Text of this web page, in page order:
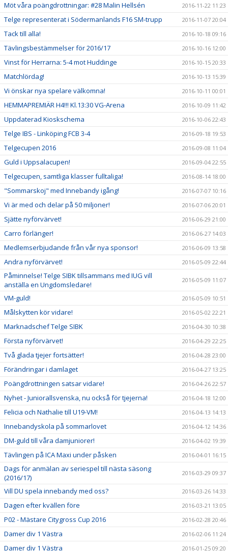
Möt våra poängdrottningar: #28 Malin Hellsén 2016-11-22 11:23
Telge representerat i Södermanlands F16 SM-trupp 2016-11-07 20:04
Tack till alla! 2016-10-18 09:16
Tävlingsbestämmelser för 2016/17 2016-10-16 12:00
Vinst för Herrarna: 5-4 mot Huddinge 2016-10-15 20:33
Matchlördag! 2016-10-13 15:39
Vi önskar nya spelare välkomna! 2016-10-11 00:01
HEMMAPREMIÄR H4!!! Kl.13:30 VG-Arena 2016-10-09 11:42
Uppdaterad Kioskschema 2016-10-06 22:43
Telge IBS - Linköping FCB 3-4 2016-09-18 19:53
Telgecupen 2016 2016-09-08 11:04
Guld i Uppsalacupen! 2016-09-04 22:55
Telgecupen, samtliga klasser fulltaliga! 2016-08-14 18:00
"Sommarskoj" med Innebandy igång! 2016-07-07 10:16
Vi är med och delar på 50 miljoner! 2016-07-06 20:01
Sjätte nyförvärvet! 2016-06-29 21:00
Carro förlänger! 2016-06-27 14:03
Medlemserbjudande från vår nya sponsor! 2016-06-09 13:58
Andra nyförvärvet! 2016-05-09 22:44
Påminnelse! Telge SIBK tillsammans med IUG vill
anställa en Ungdomsledare!
2016-05-09 11:07
VM-guld! 2016-05-09 10:51
Målskytten kör vidare! 2016-05-02 22:21
Marknadschef Telge SIBK 2016-04-30 10:38
Första nyförvärvet! 2016-04-29 22:25
Två glada tjejer fortsätter! 2016-04-28 23:00
Förändringar i damlaget 2016-04-27 13:25
Poängdrottningen satsar vidare! 2016-04-26 22:57
Nyhet - Juniorallsvenska, nu också för tjejerna! 2016-04-18 12:00
Felicia och Nathalie till U19-VM! 2016-04-13 14:13
Innebandyskola på sommarlovet 2016-04-12 14:36
DM-guld till våra damjuniorer! 2016-04-02 19:39
Tävlingen på ICA Maxi under påsken 2016-04-01 16:15
Dags för anmälan av seriespel till nästa säsong
(2016/17)
2016-03-29 09:37
Vill DU spela innebandy med oss? 2016-03-26 14:33
Dagen efter kvällen före 2016-03-21 13:05
P02 - Mästare Citygross Cup 2016 2016-02-28 20:46
Damer div 1 Västra 2016-02-06 11:24
Damer div 1 Västra 2016-01-25 09:20